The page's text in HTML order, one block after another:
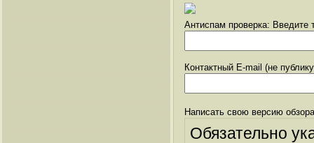
Антиспам проверка: Введите
Контактный E-mail (не
Написать свою версию
Обязательно